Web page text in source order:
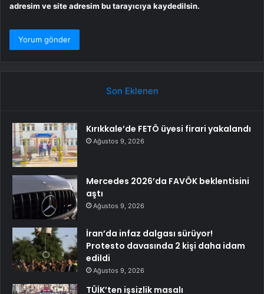
adresim ve site adresim bu tarayıcıya kaydedilsin.
Son Eklenen
Kırıkkale’de FETÖ üyesi firari yakalandı
Ağustos 9, 2026
Mercedes 2026’da FAVÖK beklentisini
aştı
Ağustos 9, 2026
İran’da infaz dalgası sürüyor!
Protesto davasında 2 kişi daha idam
edildi
Ağustos 9, 2026
TÜİK’ten işsizlik masalı